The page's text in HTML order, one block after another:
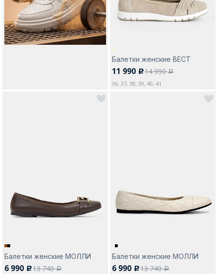
Балетки женские ВЕСТ
11 990 c14 990a
36, 37, 38, 39, 40, 41
Балетки женские МОЛЛИ
6 990 c13 740a
Балетки женские МОЛЛИ
6 990 c13 740a